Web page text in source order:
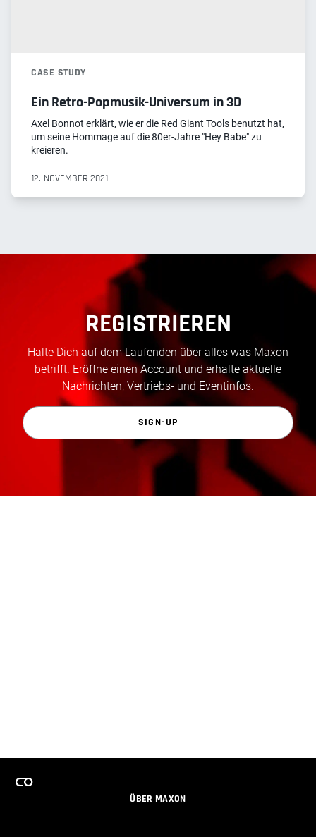
CASE STUDY
Ein Retro-Popmusik-Universum in 3D
Axel Bonnot erklärt, wie er die Red Giant Tools benutzt hat,
um seine Hommage auf die 80er-Jahre "Hey Babe" zu
kreieren.
12. NOVEMBER 2021
REGISTRIEREN
Halte Dich auf dem Laufenden über alles was Maxon
betrifft. Eröffne einen Account und erhalte aktuelle
Nachrichten, Vertriebs- und Eventinfos.
SIGN-UP
ÜBER MAXON